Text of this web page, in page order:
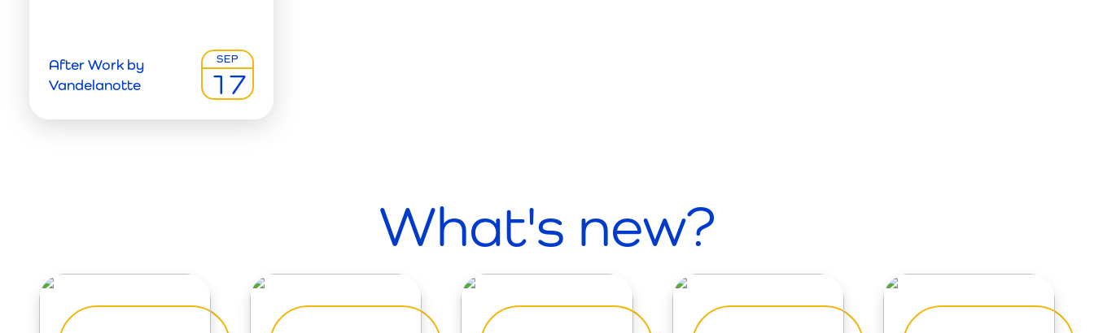
After Work by
Vandelanotte
SEP
17
What's new?